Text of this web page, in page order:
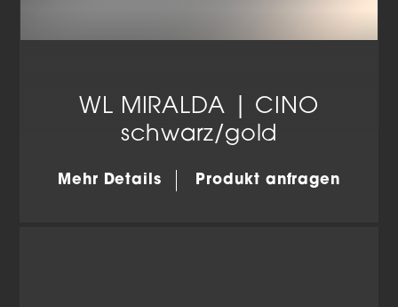
WL MIRALDA | CINO
schwarz/gold
Mehr Details Produkt anfragen